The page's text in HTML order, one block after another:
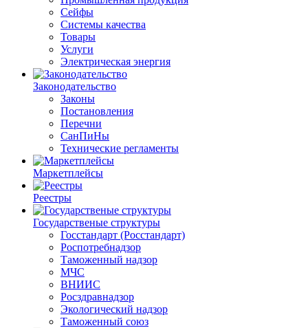
Сейфы
Системы качества
Товары
Услуги
Электрическая энергия
Законодательство
Законы
Постановления
Перечни
СанПиНы
Технические регламенты
Маркетплейсы
Реестры
Государственые структуры
Госстандарт (Росстандарт)
Роспотребнадзор
Таможенный надзор
МЧС
ВНИИС
Росздравнадзор
Экологический надзор
Таможенный союз